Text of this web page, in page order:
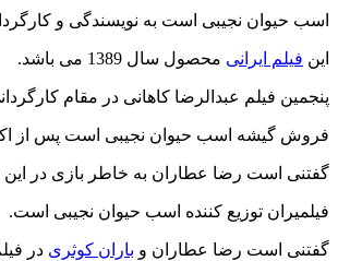
اسب حیوان نجیبی است به نویسندگی و
این فیلم ایرانی محصول سال 1389 می باشد.
پنجمین فیلم عبدالرضا کاهانی در مقام
فروش گیشه اسب حیوان نجیبی است پس از
گفتنی است رضا عطاران به خاطر بازی در این
فیلمیران توزیع کننده اسب حیوان نجیبی است.
گفتنی است رضا عطاران و باران کوثری در